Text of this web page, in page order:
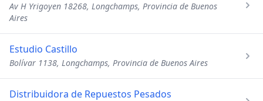
Av H Yrigoyen 18268, Longchamps, Provincia de Buenos
Aires
Estudio Castillo
Bolívar 1138, Longchamps, Provincia de Buenos Aires
Distribuidora de Repuestos Pesados